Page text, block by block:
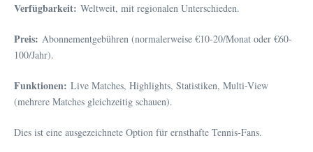
Verfügbarkeit: Weltweit, mit regionalen Unterschieden.
Preis: Abonnementgebühren (normalerweise €10-20/Monat oder €60-
100/Jahr).
Funktionen: Live Matches, Highlights, Statistiken, Multi-View
(mehrere Matches gleichzeitig schauen).
Dies ist eine ausgezeichnete Option für ernsthafte Tennis-Fans.